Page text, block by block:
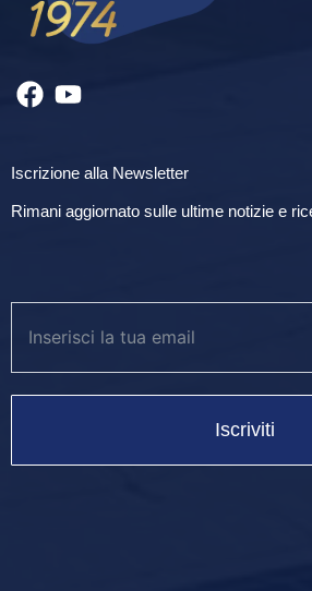
Iscrizione alla Newsletter
Rimani aggiornato sulle ultime notizie e
Iscriviti